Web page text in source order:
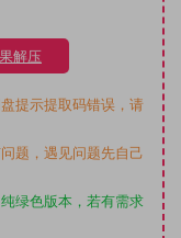
解压
提示提取码错误，请
题，遇见问题先自己
绿色版本，若有需求